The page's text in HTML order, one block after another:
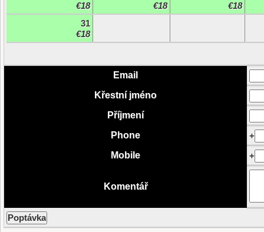
€18
€18
€18
31
€18
Email
Křestní jméno
Příjmení
Phone
+
Mobile
+
Komentář